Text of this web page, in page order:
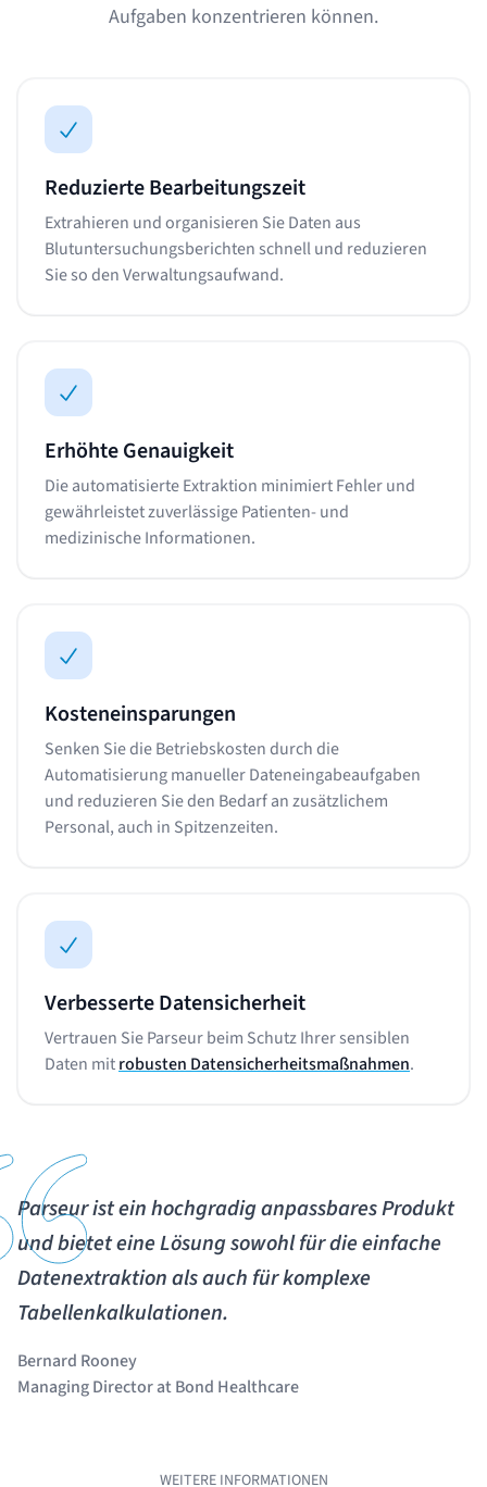
Aufgaben konzentrieren können.
Reduzierte Bearbeitungszeit
Extrahieren und organisieren Sie Daten aus
Blutuntersuchungsberichten schnell und reduzieren
Sie so den Verwaltungsaufwand.
Erhöhte Genauigkeit
Die automatisierte Extraktion minimiert Fehler und
gewährleistet zuverlässige Patienten- und
medizinische Informationen.
Kosteneinsparungen
Senken Sie die Betriebskosten durch die
Automatisierung manueller Dateneingabeaufgaben
und reduzieren Sie den Bedarf an zusätzlichem
Personal, auch in Spitzenzeiten.
Verbesserte Datensicherheit
Vertrauen Sie Parseur beim Schutz Ihrer sensiblen
Daten mitrobusten Datensicherheitsmaßnahmen.
Parseur ist ein hochgradig anpassbares Produkt
und bietet eine Lösung sowohl für die einfache
Datenextraktion als auch für komplexe
Tabellenkalkulationen.
Bernard Rooney
Managing Director at Bond Healthcare
WEITERE INFORMATIONEN